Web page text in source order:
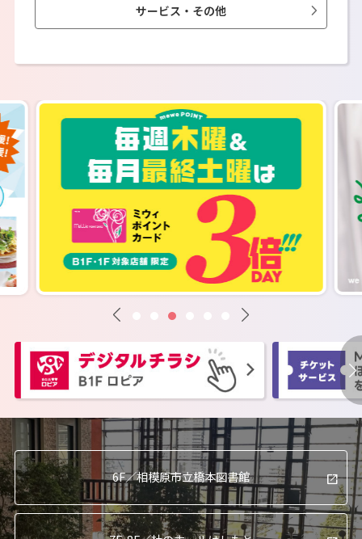
サービス・その他
6F／相模原市立橋本図書館